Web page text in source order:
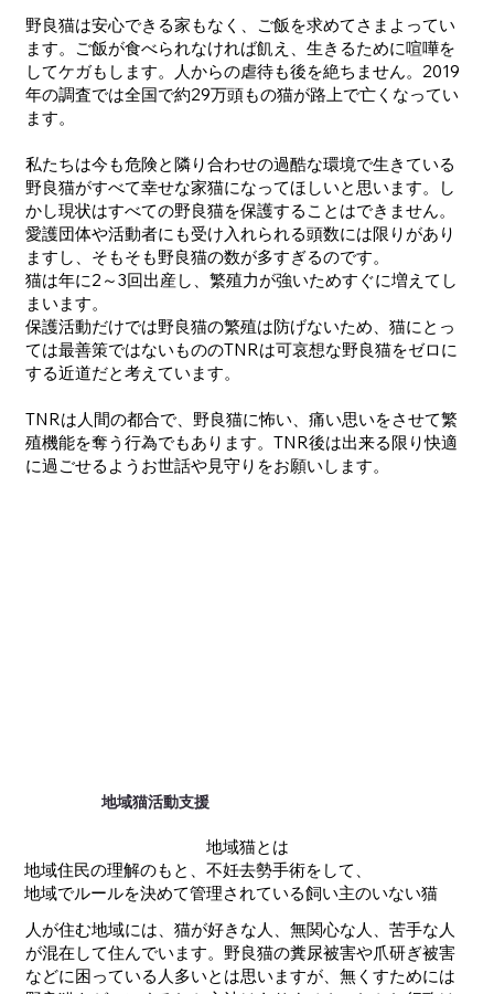
野良猫は安心できる家もなく、ご飯を求めてさまよってい
ます。ご飯が食べられなければ飢え、生きるために喧嘩を
してケガもします。人からの虐待も後を絶ちません。2019
年の調査では全国で約29万頭もの猫が路上で亡くなってい
ます。
私たちは今も危険と隣り合わせの過酷な環境で生きている
野良猫がすべて幸せな家猫になってほしいと思います。し
かし現状はすべての野良猫を保護することはできません。
愛護団体や活動者にも受け入れられる頭数には限りがあり
ますし、そもそも野良猫の数が多すぎるのです。
猫は年に2～3回出産し、繁殖力が強いためすぐに増えてし
まいます。
​保護活動だけでは野良猫の繁殖は防げないため、猫にとっ
ては最善策ではないもののTNRは可哀想な野良猫をゼロに
する近道だと考えています。
​TNRは人間の都合で、野良猫に怖い、痛い思いをさせて繁
殖機能を奪う行為でもあります。TNR後は出来る限り快適
に過ごせるようお世話や見守りをお願いします。
​地域猫活動支援
地域猫とは
​地域住民の理解のもと、不妊去勢手術をして、
地域でルールを決めて管理されている飼い主のいない猫
人が住む地域には、猫が好きな人、無関心な人、苦手な人
が混在して住んでいます。野良猫の糞尿被害や爪研ぎ被害
などに困っている人多いとは思いますが、無くすためには